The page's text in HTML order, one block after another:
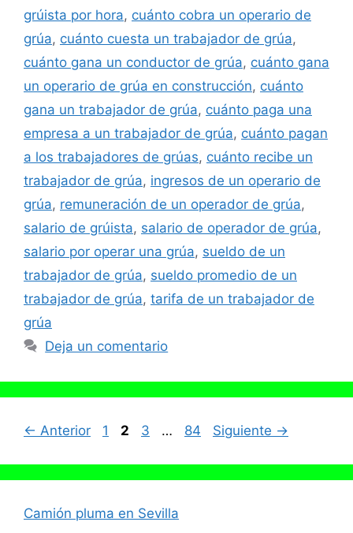
grúista por hora, cuánto cobra un operario de
grúa, cuánto cuesta un trabajador de grúa,
cuánto gana un conductor de grúa, cuánto gana
un operario de grúa en construcción, cuánto
gana un trabajador de grúa, cuánto paga una
empresa a un trabajador de grúa, cuánto pagan
a los trabajadores de grúas, cuánto recibe un
trabajador de grúa, ingresos de un operario de
grúa, remuneración de un operador de grúa,
salario de grúista, salario de operador de grúa,
salario por operar una grúa, sueldo de un
trabajador de grúa, sueldo promedio de un
trabajador de grúa, tarifa de un trabajador de
grúa
Deja un comentario
← Anterior Página
1 Página
2 Página
3 … Página
84 Siguiente →
Camión pluma en Sevilla